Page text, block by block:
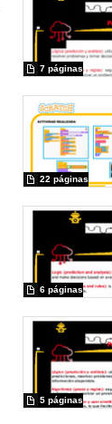
7 páginas
22 páginas
6 páginas
5 páginas